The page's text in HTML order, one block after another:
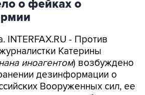
INTERFAX.RU - Против
иноагентом ) возбуждено
дезинформации о
Вооруженных сил, ее
в розыск, сообщили в
РФ (СКР).